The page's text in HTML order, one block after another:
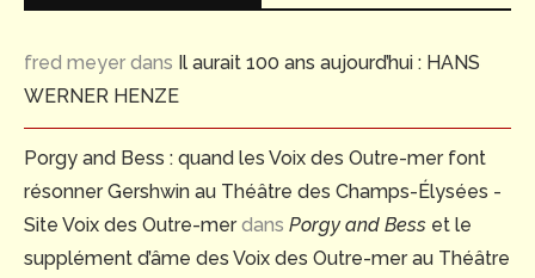
fred meyer dans Il aurait 100 ans aujourd’hui : HANS
WERNER HENZE
Porgy and Bess : quand les Voix des Outre-mer font
résonner Gershwin au Théâtre des Champs-Élysées -
Site Voix des Outre-merdans Porgy and Bess et le
supplément d’âme des Voix des Outre-mer au Théâtre